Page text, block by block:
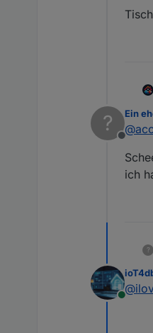
?
Offline
Ein
@
ich
?
Online
@